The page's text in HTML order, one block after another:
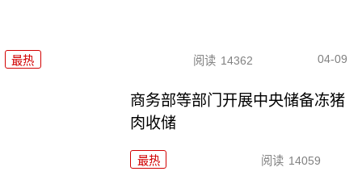
最热 阅读 14362 04-09
商务部等部门开展中央储备冻猪
肉收储
最热 阅读 14059